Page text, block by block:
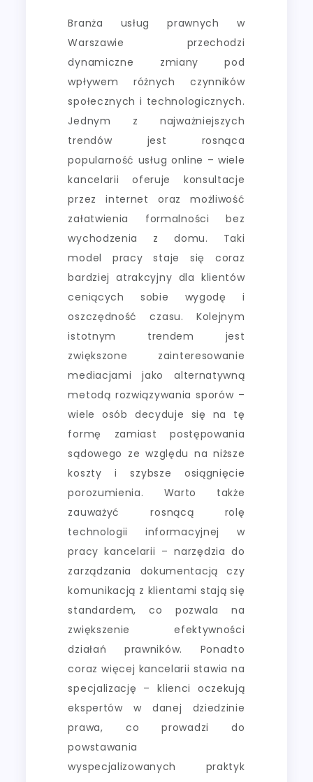
Branża usług prawnych w
Warszawie przechodzi
dynamiczne zmiany pod
wpływem różnych czynników
społecznych i technologicznych.
Jednym z najważniejszych
trendów jest rosnąca
popularność usług online – wiele
kancelarii oferuje konsultacje
przez internet oraz możliwość
załatwienia formalności bez
wychodzenia z domu. Taki
model pracy staje się coraz
bardziej atrakcyjny dla klientów
ceniących sobie wygodę i
oszczędność czasu. Kolejnym
istotnym trendem jest
zwiększone zainteresowanie
mediacjami jako alternatywną
metodą rozwiązywania sporów –
wiele osób decyduje się na tę
formę zamiast postępowania
sądowego ze względu na niższe
koszty i szybsze osiągnięcie
porozumienia. Warto także
zauważyć rosnącą rolę
technologii informacyjnej w
pracy kancelarii – narzędzia do
zarządzania dokumentacją czy
komunikacją z klientami stają się
standardem, co pozwala na
zwiększenie efektywności
działań prawników. Ponadto
coraz więcej kancelarii stawia na
specjalizację – klienci oczekują
ekspertów w danej dziedzinie
prawa, co prowadzi do
powstawania
wyspecjalizowanych praktyk